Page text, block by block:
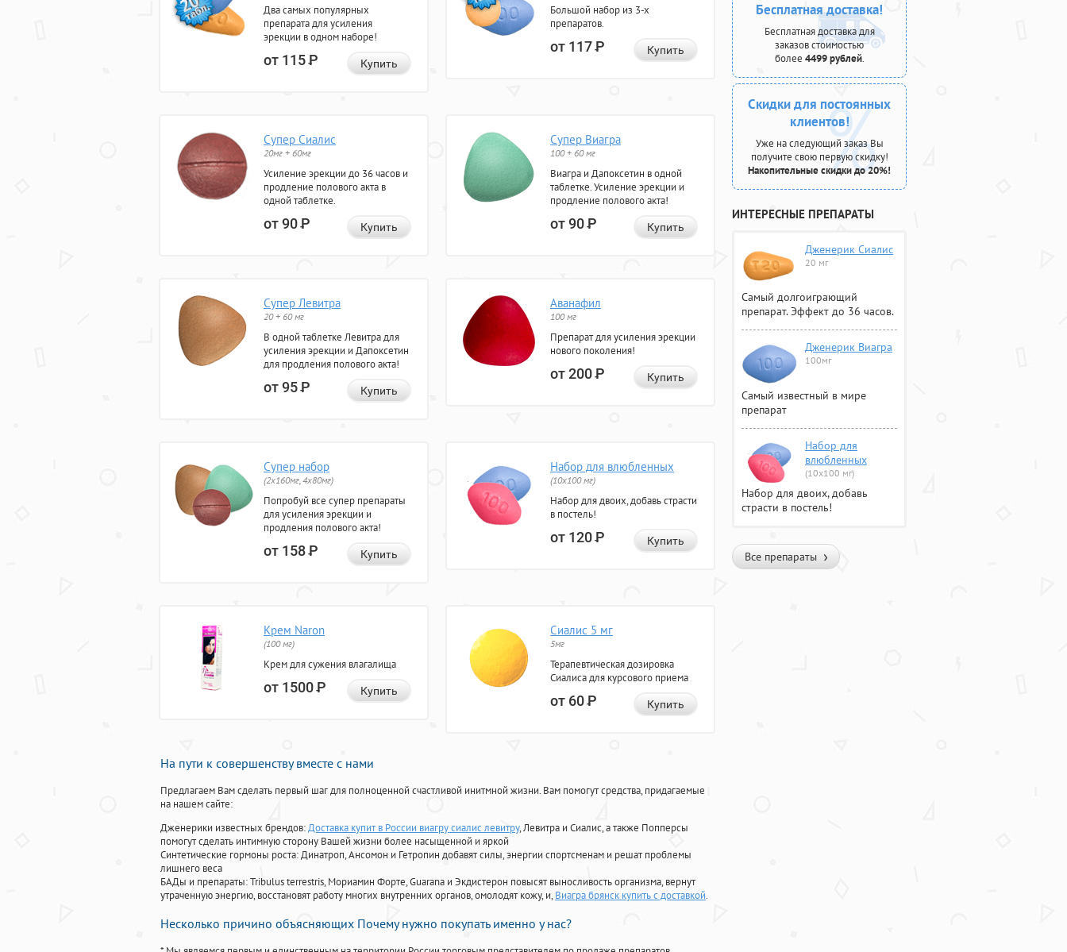
Два самых популярных
препарата для усиления
эрекции в одном наборе!
от 115Р Купить
Большой набор из 3-х
препаратов.
от 117Р Купить
Супер Сиалис
20мг + 60мг
Усиление эрекции до 36 часов и
продление полового акта в
одной таблетке.
от 90Р Купить
Супер Виагра
100 + 60 мг
Виагра и Дапоксетин в одной
таблетке. Усиление эрекции и
продление полового акта!
от 90Р Купить
Супер Левитра
20 + 60 мг
В одной таблетке Левитра для
усиления эрекции и Дапоксетин
для продления полового акта!
от 95Р Купить
Аванафил
100 мг
Препарат для усиления эрекции
нового поколения!
от 200Р Купить
Супер набор
(2х160мг, 4х80мг)
Попробуй все супер препараты
для усиления эрекции и
продления полового акта!
от 158Р Купить
Набор для влюбленных
(10х100 мг)
Набор для двоих, добавь страсти
в постель!
от 120Р Купить
Крем Naron
(100 мг)
Крем для сужения влагалища
от 1500Р Купить
Сиалис 5 мг
5мг
Терапевтическая дозировка
Сиалиса для курсового приема
от 60Р Купить
На пути к совершенству вместе с нами
Предлагаем Вам сделать первый шаг для полноценной счастливой инитмной жизни. Вам помогут средства, придагаемые
на нашем сайте:
Дженерики известных брендов:Доставка купит в России виагру сиалис левитру, Левитра и Сиалис, а также Попперсы
помогут сделать интимную сторону Вашей жизни более насыщенной и яркой
Синтетические гормоны роста: Динатроп, Ансомон и Гетропин добавят силы, энергии спортсменам и решат проблемы
лишнего веса
БАДы и препараты:Tribulus terrestris, Мориамин Форте, Guarana и Экдистерон повысят выносливость организма, вернут
утраченную энергию, восстановят работу многих внутренних органов, омолодят кожу, и, Виагра брянск купить с доставкой.
Несколько причино объясняющих Почему нужно покупать именно у нас?
Бесплатная доставка!
Бесплатная доставка для
заказов стоимостью
более 4499 рублей.
Скидки для постоянных
клиентов!
Уже на следующий заказ Вы
получите свою первую скидку!
Накопительные скидки до 20%!
ИНТЕРЕСНЫЕ ПРЕПАРАТЫ
Дженерик Сиалис
20 мг
Самый долгоиграющий
препарат. Эффект до 36 часов.
Дженерик Виагра
100мг
Самый известный в мире
препарат
Набор для
влюбленных
(10х100 мг)
Набор для двоих, добавь
страсти в постель!
Все препараты